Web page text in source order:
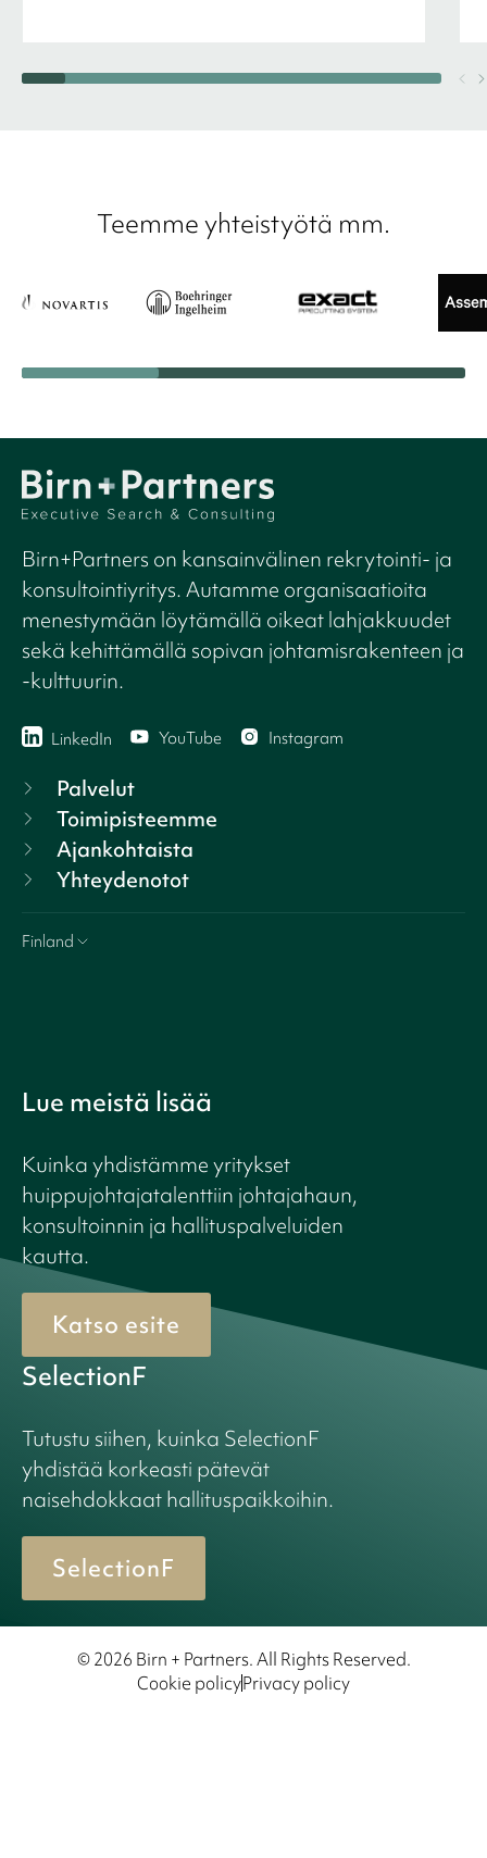
Teemme yhteistyötä mm.
Birn+Partners on kansainvälinen rekrytointi- ja
konsultointiyritys. Autamme organisaatioita
menestymään löytämällä oikeat lahjakkuudet
sekä kehittämällä sopivan johtamisrakenteen ja
-kulttuurin.
LinkedIn YouTube Instagram
Palvelut
Toimipisteemme
Ajankohtaista
Yhteydenotot
Finland
Lue meistä lisää
Kuinka yhdistämme yritykset
huippujohtajatalenttiin johtajahaun,
konsultoinnin ja hallituspalveluiden
kautta.
Katso esite
SelectionF
Tutustu siihen, kuinka SelectionF
yhdistää korkeasti pätevät
naisehdokkaat hallituspaikkoihin.
SelectionF
© 2026 Birn + Partners. All Rights Reserved.
Cookie policyPrivacy policy